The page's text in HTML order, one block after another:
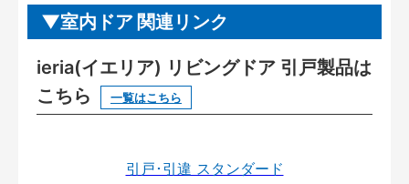
室内ドア 関連リンク
ieria(イエリア) リビングドア 引戸製品は
こちら
一覧はこちら
引戸･引違 スタンダード